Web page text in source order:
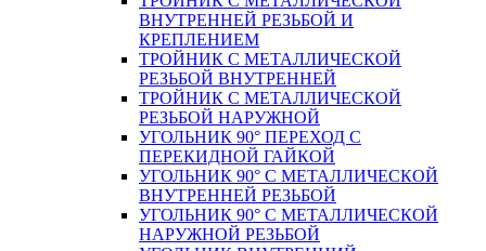
ВНУТРЕННЕЙ РЕЗЬБОЙ И
КРЕПЛЕНИЕМ
ТРОЙНИК С МЕТАЛЛИЧЕСКОЙ
РЕЗЬБОЙ ВНУТРЕННЕЙ
ТРОЙНИК С МЕТАЛЛИЧЕСКОЙ
РЕЗЬБОЙ НАРУЖНОЙ
УГОЛЬНИК 90° ПЕРЕХОД С
ПЕРЕКИДНОЙ ГАЙКОЙ
УГОЛЬНИК 90° С МЕТАЛЛИЧЕСКОЙ
ВНУТРЕННEЙ РЕЗЬБОЙ
УГОЛЬНИК 90° С МЕТАЛЛИЧЕСКОЙ
НАРУЖНОЙ РЕЗЬБОЙ